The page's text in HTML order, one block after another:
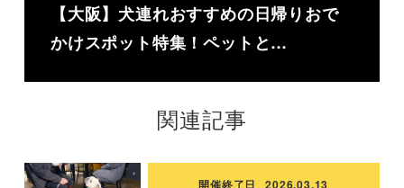
【大阪】犬連れおすすめの日帰りおで
かけスポット特集！ペットと…
関連記事
開催終了日 2026.03.13